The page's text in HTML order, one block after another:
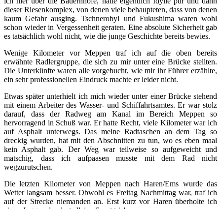
dieser Riesenkomplex, von denen viele behaupteten, dass von denen
kaum Gefahr ausging. Tschnerobyl und Fukushima waren wohl
schon wieder in Vergessenheit geraten. Eine absolute Sicherheit gab
es tatsächlich wohl nicht, wie die junge Geschichte bereits bewies.
Wenige Kilometer vor Meppen traf ich auf die oben bereits
erwähnte Radlergruppe, die sich zu mir unter eine Brücke stellten.
Die Unterkünfte waren alle vorgebucht, wie mir ihr Führer erzählte,
ein sehr professionellen Eindruck machte er leider nicht.
Etwas später unterhielt ich mich wieder unter einer Brücke stehend
mit einem Arbeiter des Wasser- und Schiffahrtsamtes. Er war stolz
darauf, dass der Radweg am Kanal im Bereich Meppen so
hervorragend in Schuß war. Er hatte Recht, viele Kilometer war ich
auf Asphalt unterwegs. Das meine Radtaschen an dem Tag so
dreckig wurden, hat mit den Abschnitten zu tun, wo es eben maal
kein Asphalt gab. Der Weg war teilweise so aufgeweicht und
matschig, dass ich aufpaasen musste mit dem Rad nicht
wegzurutschen.
Die letzten Kilometer von Meppen nach Haren/Ems wurde das
Wetter langsam besser. Obwohl es Freitag Nachmittag war, traf ich
auf der Strecke niemanden an. Erst kurz vor Haren überholte ich